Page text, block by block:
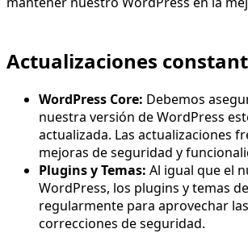
Actualizaciones
WordPress Core: Debemos
nuestra versión de WordPress
actualizada. Las actualizaciones
mejoras de seguridad y
Plugins y Temas: Al igual que el
WordPress, los plugins y temas
regularmente para aprovechar
correcciones de seguridad.